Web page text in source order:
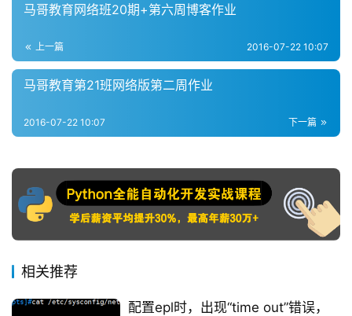
马哥教育网络班20期+第六周博客作业
上一篇 2016-07-22 10:07
马哥教育第21班网络版第二周作业
下一篇
2016-07-22 10:07
相关推荐
配置epl时，出现“time out”错误，